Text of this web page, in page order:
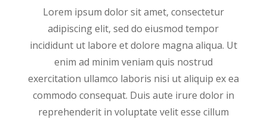
Lorem ipsum dolor sit amet, consectetur
adipiscing elit, sed do eiusmod tempor
incididunt ut labore et dolore magna aliqua. Ut
enim ad minim veniam quis nostrud
exercitation ullamco laboris nisi ut aliquip ex ea
commodo consequat. Duis aute irure dolor in
reprehenderit in voluptate velit esse cillum